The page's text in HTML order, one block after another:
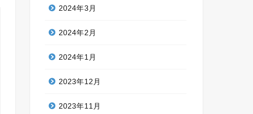
2024年3月
2024年2月
2024年1月
2023年12月
2023年11月